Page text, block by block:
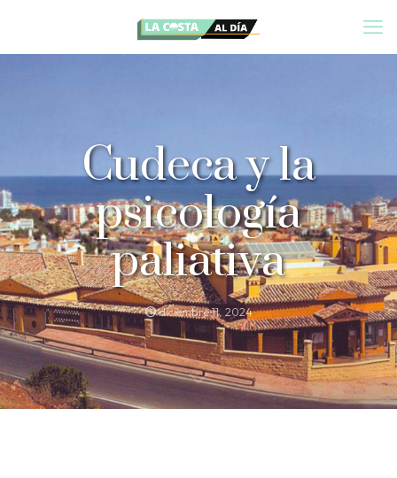
Cudeca y la
psicología
paliativa
diciembre 11, 2024